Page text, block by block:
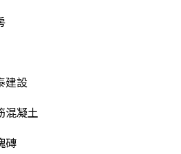
建設
混凝土
磚